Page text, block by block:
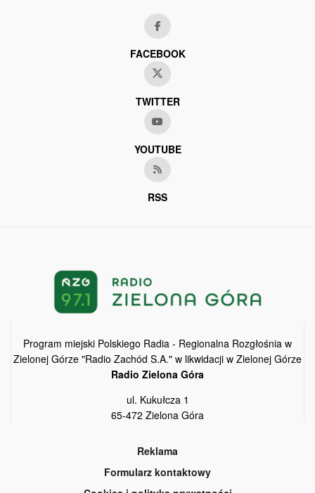
FACEBOOK
TWITTER
YOUTUBE
RSS
Program miejski Polskiego Radia - Regionalna Rozgłośnia w
Zielonej Górze "Radio Zachód S.A." w likwidacji w Zielonej Górze
Radio Zielona Góra
ul. Kukułcza 1
65-472 Zielona Góra
Reklama
Formularz kontaktowy